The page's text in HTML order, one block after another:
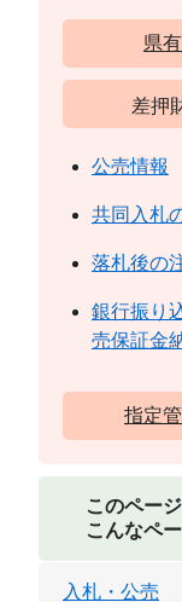
県
差押
公売情報
共同入札
落札後の
銀行振り
売保証金
指定
このペー
こんなペ
入札・公売